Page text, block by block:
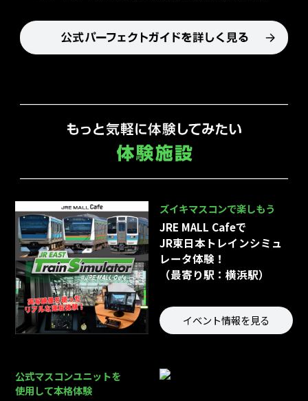
ズイキマスコンで楽しもう
JRE MALL Cafeで
JR東日本トレインシミュ
レータ体験！
（最寄り駅：横浜駅）
イベント情報を見る
公式マスコンユニットを
使用して本格体験